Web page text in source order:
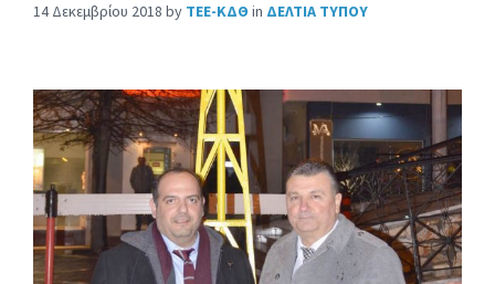
14 Δεκεμβρίου 2018 by ΤΕΕ-ΚΔΘ in ΔΕΛΤΙΑ ΤΥΠΟΥ